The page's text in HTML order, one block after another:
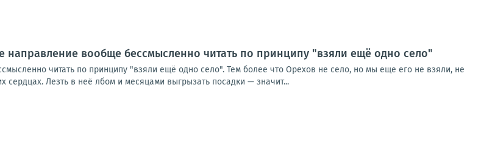
направление вообще бессмысленно читать по принципу "взяли ещё одно село"
читать по принципу "взяли ещё одно село". Тем более что Орехов не село, но мы еще его не взяли, не
сердцах. Лезть в неё лбом и месяцами выгрызать посадки — значит...